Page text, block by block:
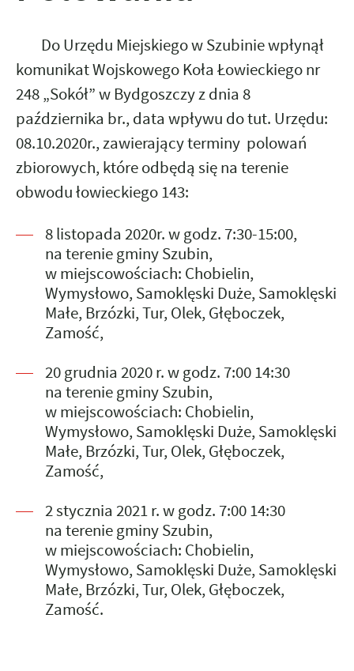
Do Urzędu Miejskiego w Szubinie wpłynął
komunikat Wojskowego Koła Łowieckiego nr
248 „Sokół” w Bydgoszczy z dnia 8
października br., data wpływu do tut. Urzędu:
08.10.2020r., zawierający terminy polowań
zbiorowych, które odbędą się na terenie
obwodu łowieckiego 143:
8 listopada 2020r. w godz. 7:30-15:00,
na terenie gminy Szubin,
w miejscowościach: Chobielin,
Wymysłowo, Samoklęski Duże, Samoklęski
Małe, Brzózki, Tur, Olek, Głęboczek,
Zamość,
20 grudnia 2020 r. w godz. 7:00 14:30
na terenie gminy Szubin,
w miejscowościach: Chobielin,
Wymysłowo, Samoklęski Duże, Samoklęski
Małe, Brzózki, Tur, Olek, Głęboczek,
Zamość,
2 stycznia 2021 r. w godz. 7:00 14:30
na terenie gminy Szubin,
w miejscowościach: Chobielin,
Wymysłowo, Samoklęski Duże, Samoklęski
Małe, Brzózki, Tur, Olek, Głęboczek,
Zamość.